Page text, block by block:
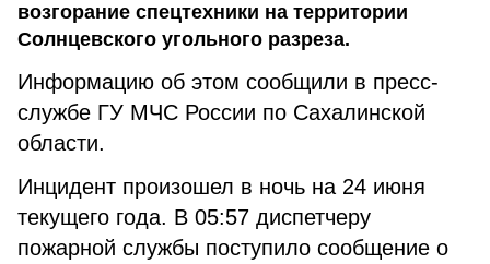
возгорание спецтехники на территории
Солнцевского угольного разреза.
Информацию об этом сообщили в пресс-
службе ГУ МЧС России по Сахалинской
области.
Инцидент произошел в ночь на 24 июня
текущего года. В 05:57 диспетчеру
пожарной службы поступило сообщение о